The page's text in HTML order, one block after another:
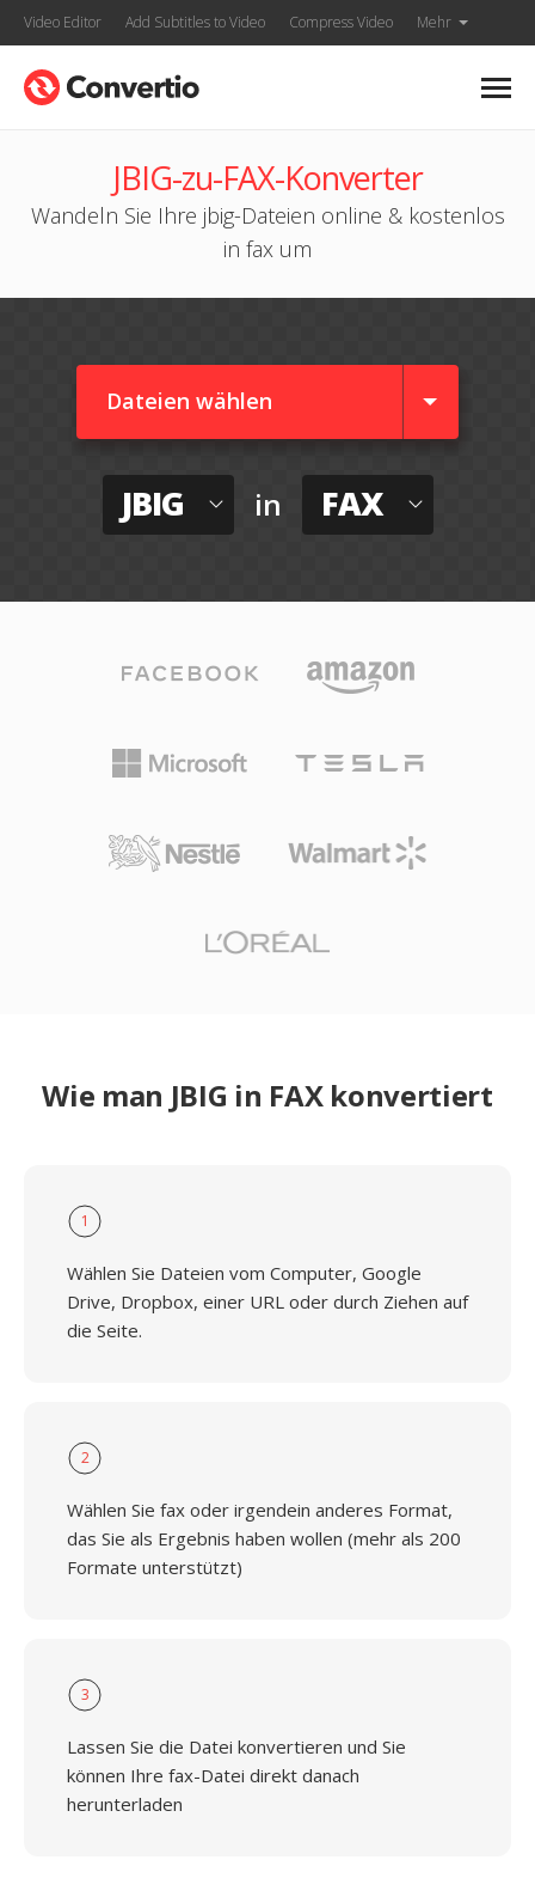
Video Editor Add Subtitles to Video Compress Video Mehr
JBIG-zu-FAX-Konverter
Wandeln Sie Ihre jbig-Dateien online & kostenlos
in fax um
Dateien wählen
JBIG in FAX
Wie man JBIG in FAX konvertiert
1
Wählen Sie Dateien vom Computer, Google
Drive, Dropbox, einer URL oder durch Ziehen auf
die Seite.
2
Wählen Sie fax oder irgendein anderes Format,
das Sie als Ergebnis haben wollen (mehr als 200
Formate unterstützt)
3
Lassen Sie die Datei konvertieren und Sie
können Ihre fax-Datei direkt danach
herunterladen